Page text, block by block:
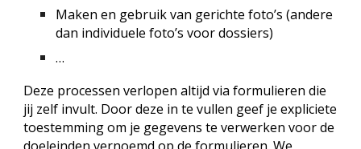
Maken en gebruik van gerichte foto’s (andere
dan individuele foto’s voor dossiers)
…
Deze processen verlopen altijd via formulieren die
jij zelf invult. Door deze in te vullen geef je expliciete
toestemming om je gegevens te verwerken voor de